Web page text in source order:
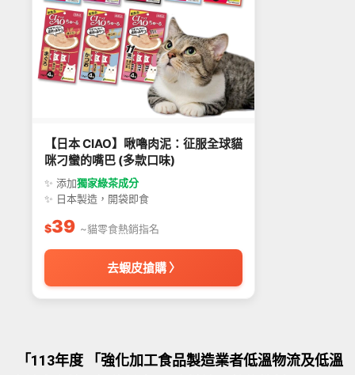
【日本 CIAO】啾嚕肉泥：征服全球貓
咪刁蠻的嘴巴 (多款口味)
✨ 添加獨家綠茶成分
✨ 日本製造，開袋即食
$39 ~貓零食熱銷指名
去蝦皮搶購 〉
「113年度 「強化加工食品製造業者低溫物流及低溫